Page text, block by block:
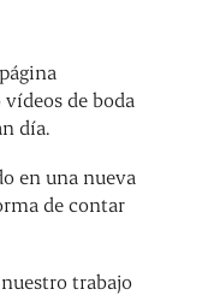
de boda
día.
en una nueva
de contar
trabajo